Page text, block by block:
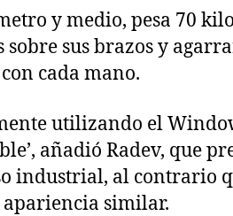
l
y medio, pesa 70
sobre sus brazos y
cada mano.
utilizando el
añadió Radev, que
industrial, al contrario
apariencia similar.